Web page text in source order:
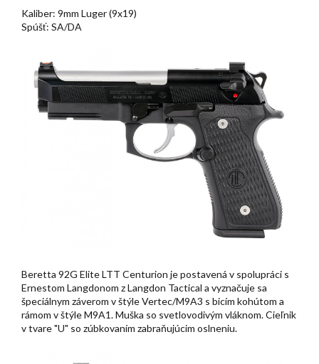
Kaliber: 9mm Luger (9x19)
Spúšť: SA/DA
Beretta 92G Elite LTT Centurion je postavená v spolupráci s
Ernestom Langdonom z Langdon Tactical a vyznačuje sa
špeciálnym záverom v štýle Vertec/M9A3 s bicím kohútom a
rámom v štýle M9A1. Muška so svetlovodivým vláknom. Cieľnik
v tvare "U" so zúbkovaním zabraňujúcim oslneniu.